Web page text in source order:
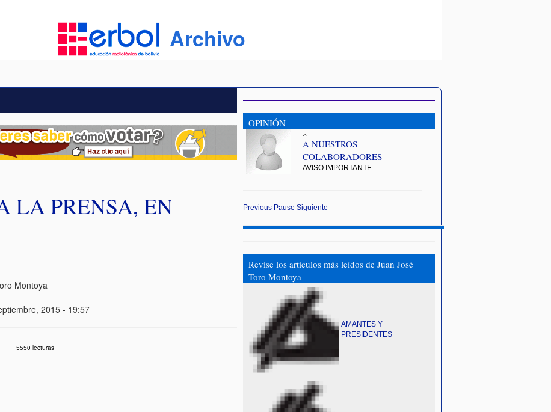
Archivo
LA PRENSA, EN
Montoya
2015 - 19:57
5550 lecturas
OPINIÓN
.-.
A NUESTROS
COLABORADORES
AVISO IMPORTANTE
Previous Pause Siguiente
Revise los artículos más leídos de Juan José
Toro Montoya
AMANTES Y
PRESIDENTES